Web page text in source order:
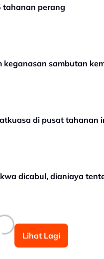
tahanan perang
sambutan
di pusat tahanan
dicabul, dianiaya
Lihat Lagi